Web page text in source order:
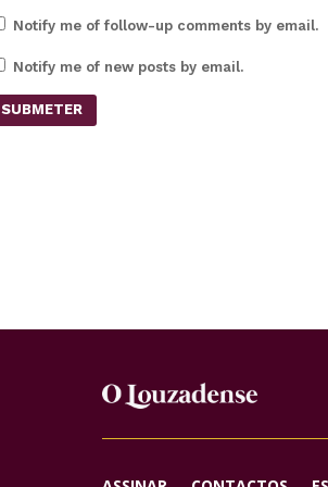
Notify me of follow-up comments by email.
Notify me of new posts by email.
SUBMETER